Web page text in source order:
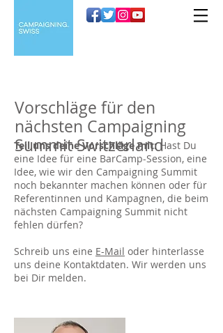
Vorschläge für den
nächsten Campaigning
Summit Switzerland
Teil uns deine Vorschläge mit:Hast Du
eine Idee für eine BarCamp-Session, eine
Idee, wie wir den Campaigning Summit
noch bekannter machen können oder für
Referentinnen und Kampagnen, die beim
nächsten Campaigning Summit nicht
fehlen dürfen?
Schreib uns eine E-Mail oder hinterlasse
uns deine Kontaktdaten. Wir werden uns
bei Dir melden.